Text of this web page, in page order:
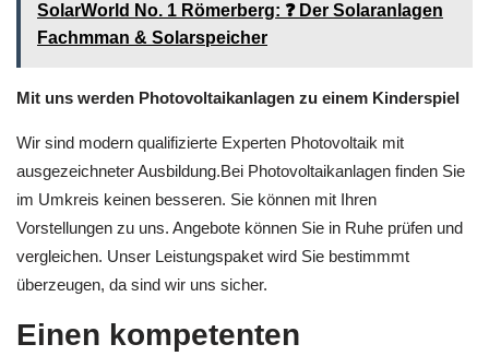
SolarWorld No. 1 Römerberg: ❓️ Der Solaranlagen
Fachmman & Solarspeicher
Mit uns werden Photovoltaikanlagen zu einem Kinderspiel
Wir sind modern qualifizierte Experten Photovoltaik mit
ausgezeichneter Ausbildung.Bei Photovoltaikanlagen finden Sie
im Umkreis keinen besseren. Sie können mit Ihren
Vorstellungen zu uns. Angebote können Sie in Ruhe prüfen und
vergleichen. Unser Leistungspaket wird Sie bestimmmt
überzeugen, da sind wir uns sicher.
Einen kompetenten